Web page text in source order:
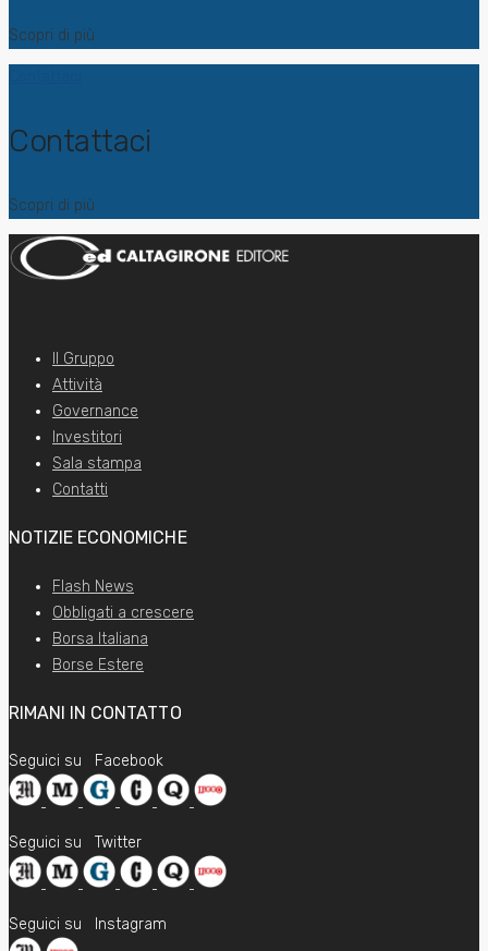
Scopri di più
Contattaci
Scopri di più
Il Gruppo
Attività
Governance
Investitori
Sala stampa
Contatti
NOTIZIE ECONOMICHE
Flash News
Obbligati a crescere
Borsa Italiana
Borse Estere
RIMANI IN CONTATTO
Seguici su Facebook
Seguici su Twitter
Seguici su Instagram